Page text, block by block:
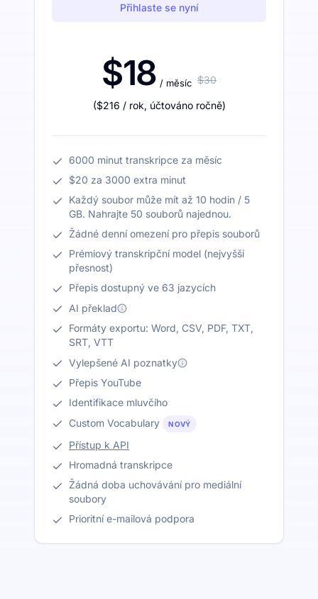
Přihlaste se nyní
$18 / měsíc $30
($216 / rok, účtováno ročně)
6000 minut transkripce za měsíc
$20 za 3000 extra minut
Každý soubor může mít až 10 hodin / 5
GB. Nahrajte 50 souborů najednou.
Žádné denní omezení pro přepis souborů
Prémiový transkripční model (nejvyšší
přesnost)
Přepis dostupný ve 63 jazycích
AI překlad
Formáty exportu: Word, CSV, PDF, TXT,
SRT, VTT
Vylepšené AI poznatky
Přepis YouTube
Identifikace mluvčího
Custom Vocabulary
NOVÝ
Přístup k API
Hromadná transkripce
Žádná doba uchovávání pro mediální
soubory
Prioritní e-mailová podpora